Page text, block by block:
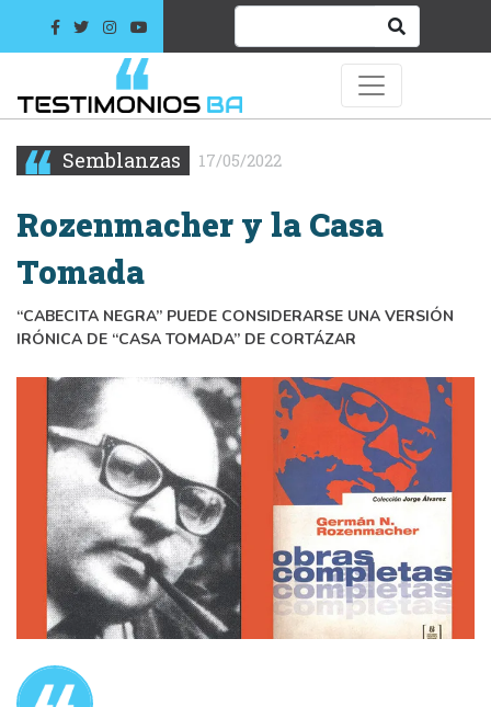
Semblanzas 17/05/2022
Rozenmacher y la Casa
Tomada
“CABECITA NEGRA” PUEDE CONSIDERARSE UNA VERSIÓN
IRÓNICA DE “CASA TOMADA” DE CORTÁZAR